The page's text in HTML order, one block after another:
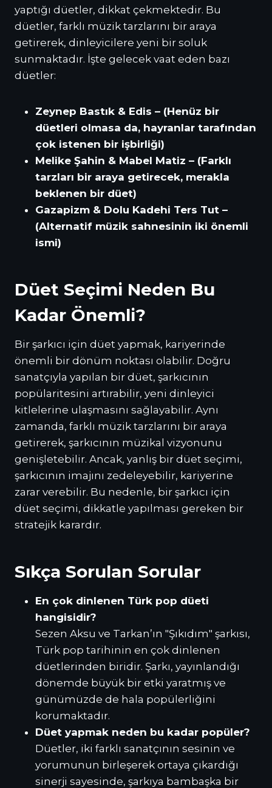
yaptığı düetler, dikkat çekmektedir. Bu
düetler, farklı müzik tarzlarını bir araya
getirerek, dinleyicilere yeni bir soluk
sunmaktadır. İşte gelecek vaat eden bazı
düetler:
Zeynep Bastık & Edis – (Henüz bir
düetleri olmasa da, hayranlar tarafından
çok istenen bir işbirliği)
Melike Şahin & Mabel Matiz – (Farklı
tarzları bir araya getirecek, merakla
beklenen bir düet)
Gazapizm & Dolu Kadehi Ters Tut –
(Alternatif müzik sahnesinin iki önemli
ismi)
Düet Seçimi Neden Bu
Kadar Önemli?
Bir şarkıcı için düet yapmak, kariyerinde
önemli bir dönüm noktası olabilir. Doğru
sanatçıyla yapılan bir düet, şarkıcının
popülaritesini artırabilir, yeni dinleyici
kitlelerine ulaşmasını sağlayabilir. Aynı
zamanda, farklı müzik tarzlarını bir araya
getirerek, şarkıcının müzikal vizyonunu
genişletebilir. Ancak, yanlış bir düet seçimi,
şarkıcının imajını zedeleyebilir, kariyerine
zarar verebilir. Bu nedenle, bir şarkıcı için
düet seçimi, dikkatle yapılması gereken bir
stratejik karardır.
Sıkça Sorulan Sorular
En çok dinlenen Türk pop düeti
hangisidir?
Sezen Aksu ve Tarkan’ın "Şıkıdım" şarkısı,
Türk pop tarihinin en çok dinlenen
düetlerinden biridir. Şarkı, yayınlandığı
dönemde büyük bir etki yaratmış ve
günümüzde de hala popülerliğini
korumaktadır.
Düet yapmak neden bu kadar popüler?
Düetler, iki farklı sanatçının sesinin ve
yorumunun birleşerek ortaya çıkardığı
sinerji sayesinde, şarkıya bambaşka bir